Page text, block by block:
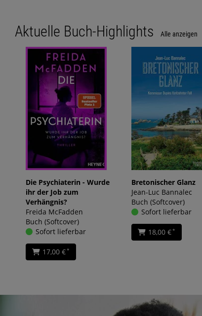
Aktuelle Buch-Highlights Alle anzeigen
Die Psychiaterin - Wurde
ihr der Job zum
Verhängnis?
Freida McFadden
Buch (Softcover)
Sofort lieferbar
17,00 €*
Bretonischer Glanz
Jean-Luc Bannalec
Buch (Softcover)
Sofort lieferbar
18,00 €*